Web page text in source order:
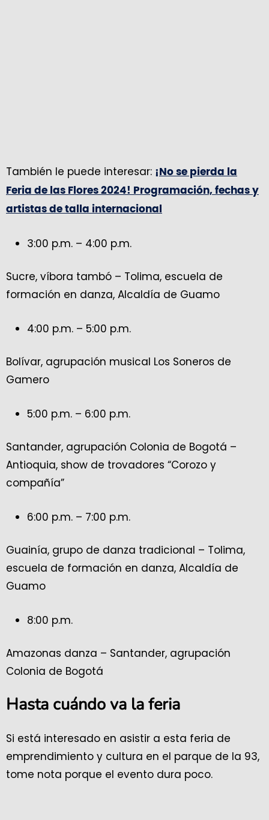
También le puede interesar: ¡No se pierda la
Feria de las Flores 2024! Programación, fechas y
artistas de talla internacional
3:00 p.m. – 4:00 p.m.
Sucre, víbora tambó – Tolima, escuela de
formación en danza, Alcaldía de Guamo
4:00 p.m. – 5:00 p.m.
Bolívar, agrupación musical Los Soneros de
Gamero
5:00 p.m. – 6:00 p.m.
Santander, agrupación Colonia de Bogotá –
Antioquia, show de trovadores “Corozo y
compañía”
6:00 p.m. – 7:00 p.m.
Guainía, grupo de danza tradicional – Tolima,
escuela de formación en danza, Alcaldía de
Guamo
8:00 p.m.
Amazonas danza – Santander, agrupación
Colonia de Bogotá
Hasta cuándo va la feria
Si está interesado en asistir a esta feria de
emprendimiento y cultura en el parque de la 93,
tome nota porque el evento dura poco.